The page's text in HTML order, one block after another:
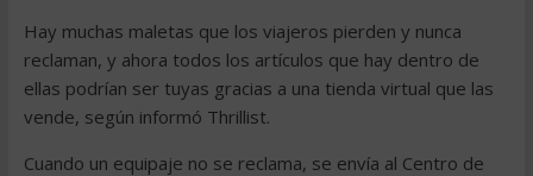
Hay muchas maletas que los viajeros pierden y nunca
reclaman, y ahora todos los artículos que hay dentro de
ellas podrían ser tuyas gracias a una tienda virtual que las
vende, según informó Thrillist.
Cuando un equipaje no se reclama, se envía al Centro de